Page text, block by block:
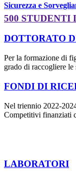
Sicurezza e
500 STUDENTI
DOTTORATO
Per la formazione di
grado di raccogliere
FONDI DI
Nel triennio 2022-
Competitivi finanziati
LABORATORI